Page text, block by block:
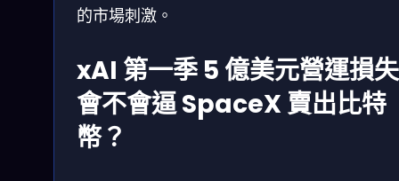
的市場刺激。
xAI 第一季 5 億美元營運損
會不會逼 SpaceX 賣出比特
幣？